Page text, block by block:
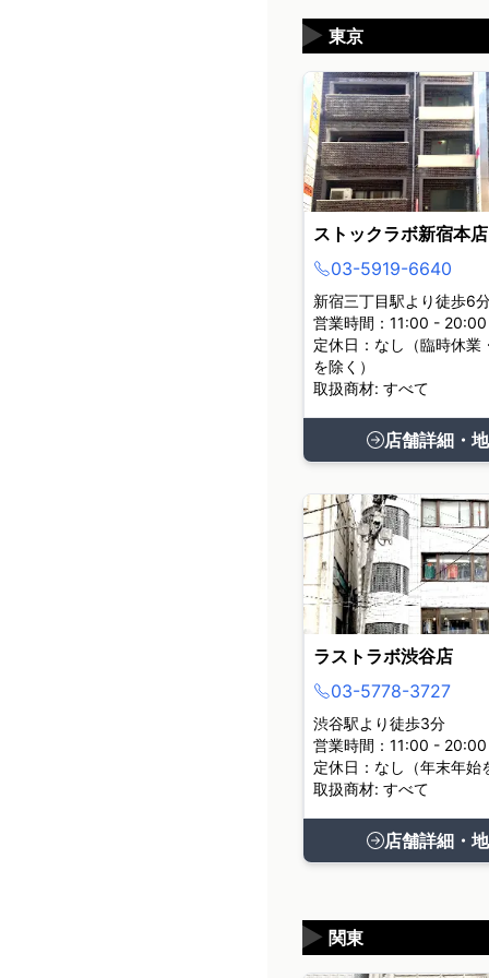
東京
▶
ストックラボ新宿本店
03-5919-6640
新宿三丁目駅より徒歩6
営業時間：11:00 - 20:00
定休日：なし（臨時休業
を除く）
取扱商材: すべて
店舗詳細・
ラストラボ渋谷店
03-5778-3727
渋谷駅より徒歩3分
営業時間：11:00 - 20:00
定休日：なし（年末年始
取扱商材: すべて
店舗詳細・
関東
▶